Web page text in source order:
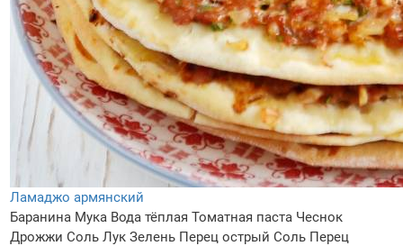
Ламаджо армянский
Баранина Мука Вода тёплая Томатная паста Чеснок
Дрожжи Соль Лук Зелень Перец острый Соль Перец